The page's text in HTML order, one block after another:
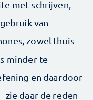
met schrijven,
van
zowel thuis
minder te
en daardoor
zie daar de reden